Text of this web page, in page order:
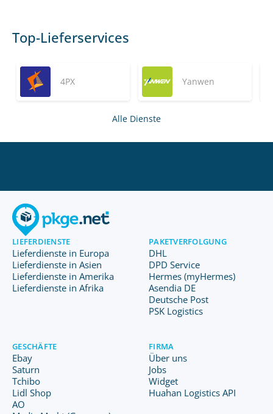
Top-Lieferservices
4PX Yanwen
Alle Dienste
LIEFERDIENSTE
Lieferdienste in Europa
Lieferdienste in Asien
Lieferdienste in Amerika
Lieferdienste in Afrika
PAKETVERFOLGUNG
DHL
DPD Service
Hermes (myHermes)
Asendia DE
Deutsche Post
PSK Logistics
GESCHÄFTE
Ebay
Saturn
Tchibo
Lidl Shop
AO
FIRMA
Über uns
Jobs
Widget
Huahan Logistics API